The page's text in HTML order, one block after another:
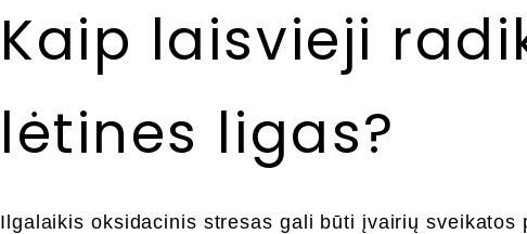
Kaip laisvieji
lėtines ligas?
Ilgalaikis oksidacinis stresas gali būti įvairių sveikatos